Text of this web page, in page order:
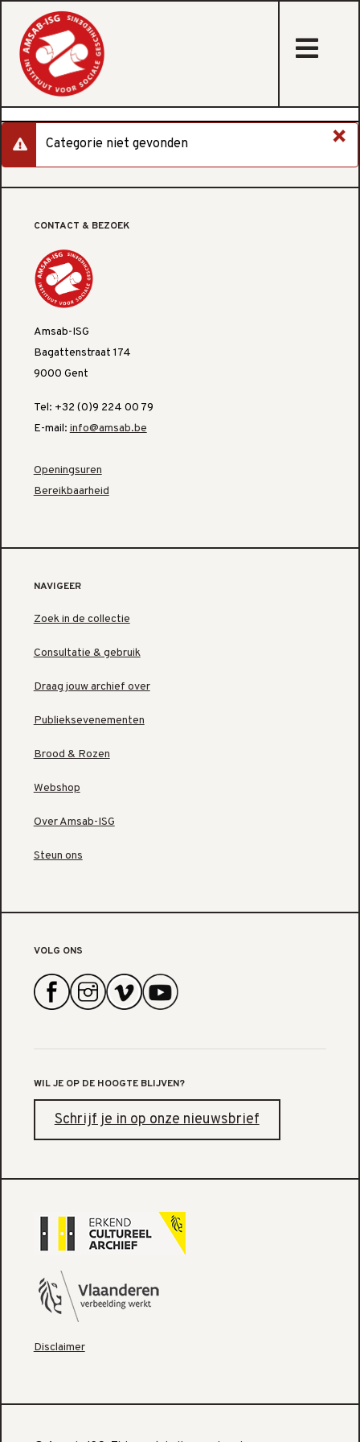
×
danger
Categorie niet gevonden
CONTACT & BEZOEK
Amsab-ISG
Bagattenstraat 174
9000 Gent
Tel: +32 (0)9 224 00 79
E-mail: info@amsab.be
Openingsuren
Bereikbaarheid
NAVIGEER
Zoek in de collectie
Consultatie & gebruik
Draag jouw archief over
Publieksevenementen
Brood & Rozen
Webshop
Over Amsab-ISG
Steun ons
VOLG ONS
WIL JE OP DE HOOGTE BLIJVEN?
Schrijf je in op onze nieuwsbrief
Disclaimer